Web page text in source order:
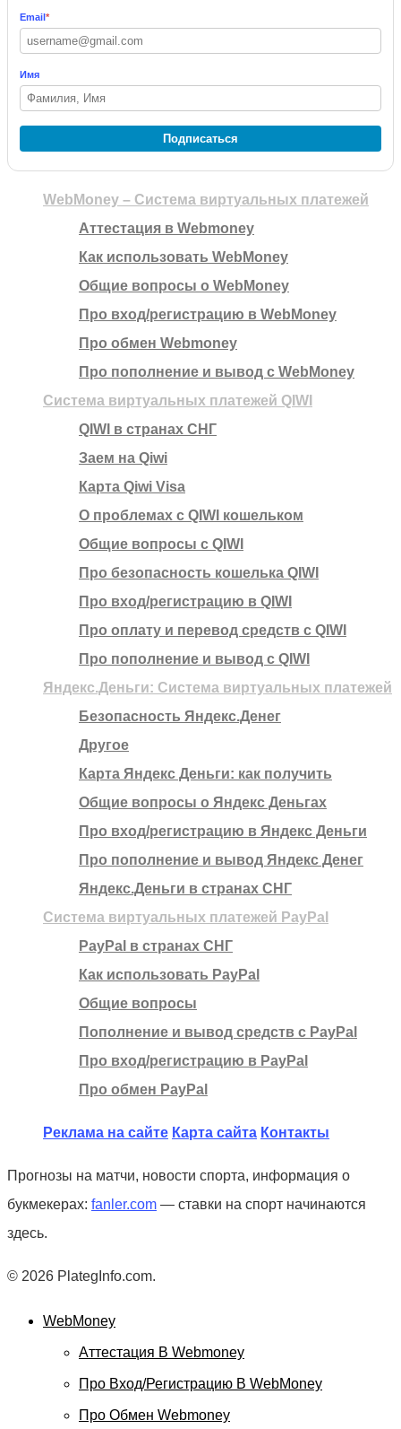
Email*
Имя
Подписаться
WebMoney – Система виртуальных платежей
Аттестация в Webmoney
Как использовать WebMoney
Общие вопросы о WebMoney
Про вход/регистрацию в WebMoney
Про обмен Webmoney
Про пополнение и вывод с WebMoney
Система виртуальных платежей QIWI
QIWI в странах СНГ
Заем на Qiwi
Карта Qiwi Visa
О проблемах с QIWI кошельком
Общие вопросы с QIWI
Про безопасность кошелька QIWI
Про вход/регистрацию в QIWI
Про оплату и перевод средств c QIWI
Про пополнение и вывод с QIWI
Яндекс.Деньги: Система виртуальных платежей
Безопасность Яндекс.Денег
Другое
Карта Яндекс Деньги: как получить
Общие вопросы о Яндекс Деньгах
Про вход/регистрацию в Яндекс Деньги
Про пополнение и вывод Яндекс Денег
Яндекс.Деньги в странах СНГ
Система виртуальных платежей PayPal
PayPal в странах СНГ
Как использовать PayPal
Общие вопросы
Пополнение и вывод средств с PayPal
Про вход/регистрацию в PayPal
Про обмен PayPal
Реклама на сайте Карта сайта Контакты
Прогнозы на матчи, новости спорта, информация о
букмекерах: fanler.com — ставки на спорт начинаются
здесь.
© 2026 PlategInfo.com.
WebMoney
Аттестация В Webmoney
Про Вход/регистрацию В WebMoney
Про Обмен Webmoney